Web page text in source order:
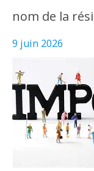
nom de la
9 juin 2026